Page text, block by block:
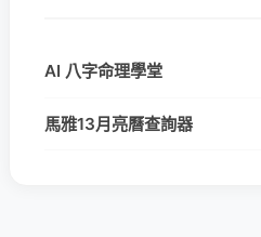
AI 八字命理學堂
馬雅13月亮曆查詢器